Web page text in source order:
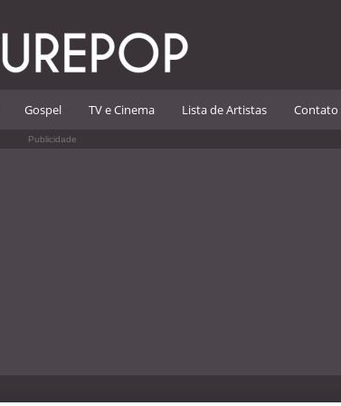
Gospel TV e Cinema Lista de Artistas Contato
Publicidade